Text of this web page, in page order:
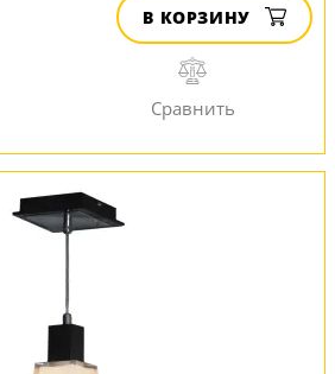
В КОРЗИНУ